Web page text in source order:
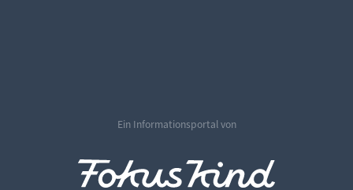
Ein Informationsportal von